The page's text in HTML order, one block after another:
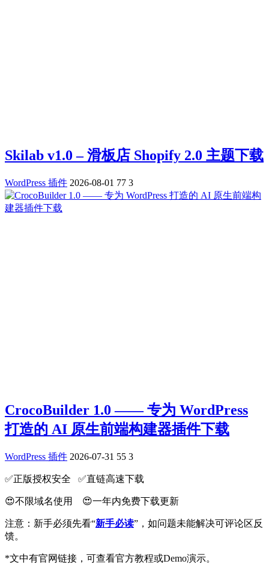
Skilab v1.0 – 滑板店 Shopify 2.0 主题下载
WordPress 插件 2026-08-01 77 3
CrocoBuilder 1.0 —— 专为 WordPress
打造的 AI 原生前端构建器插件下载
WordPress 插件 2026-07-31 55 3
✅️正版授权安全 ✅️直链高速下载
😍不限域名使用 😍一年内免费下载更新
注意：新手必须先看“新手必读”，如问题未能解决可评论区反
馈。
*文中有官网链接，可查看官方教程或Demo演示。